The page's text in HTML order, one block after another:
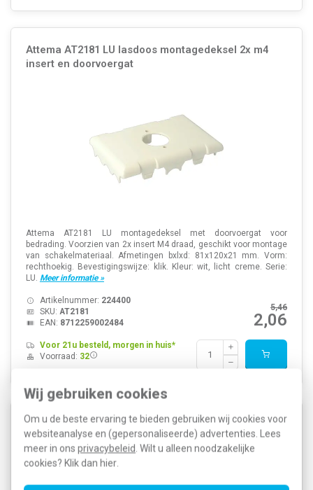
Wij gebruiken cookies
Om u de beste ervaring te bieden gebruiken wij cookies voor
websiteanalyse en (gepersonaliseerde) advertenties. Lees
meer in ons privacybeleid. Wilt u alleen noodzakelijke
cookies? Klik dan hier.
Attema AT2181 LU lasdoos montagedeksel 2x m4
insert en doorvoergat
Attema AT2181 LU montagedeksel met doorvoergat voor
bedrading. Voorzien van 2x insert M4 draad, geschikt voor montage
van schakelmateriaal. Afmetingen bxlxd: 81x120x21 mm. Vorm:
rechthoekig. Bevestigingswijze: klik. Kleur: wit, licht creme. Serie:
LU. Meer informatie »
5,46
2,06
Artikelnummer: 224400
SKU: AT2181
EAN: 8712259002484
Voor 21u besteld, morgen in huis*
Voorraad: 32
Attema AT2183 LU lasdoosdeksel met 2-voudig
randaarde wandcontactdoos creme